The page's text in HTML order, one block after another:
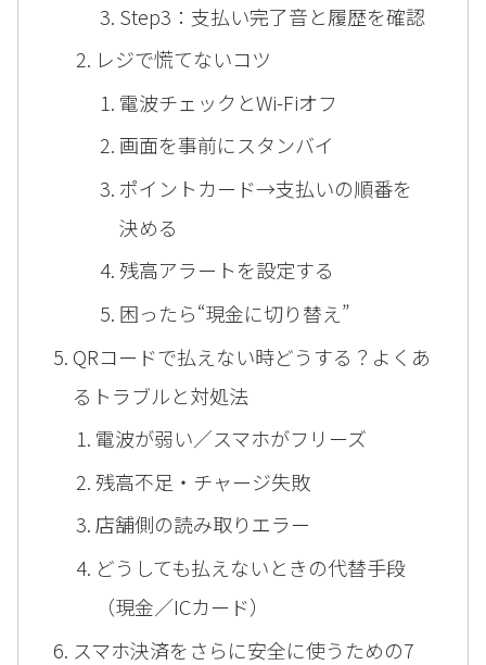
Step3：支払い完了音と履歴を確認
レジで慌てないコツ
電波チェックとWi-Fiオフ
画面を事前にスタンバイ
ポイントカード→支払いの順番を
決める
残高アラートを設定する
困ったら“現金に切り替え”
QRコードで払えない時どうする？よくあ
るトラブルと対処法
電波が弱い／スマホがフリーズ
残高不足・チャージ失敗
店舗側の読み取りエラー
どうしても払えないときの代替手段
（現金／ICカード）
スマホ決済をさらに安全に使うための7